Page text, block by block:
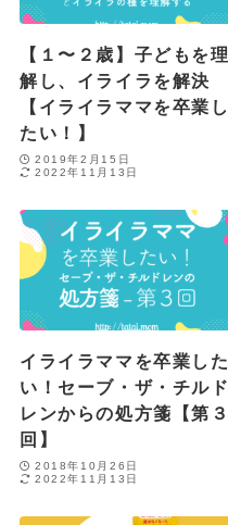
【１〜２歳】子どもを理
解し、イライラを解決
【イライラママを卒業し
たい！】
2019年2月15日
2022年11月13日
イライラママを卒業した
い！セーブ・ザ・チルド
レンからの処方箋【第３
回】
2018年10月26日
2022年11月13日